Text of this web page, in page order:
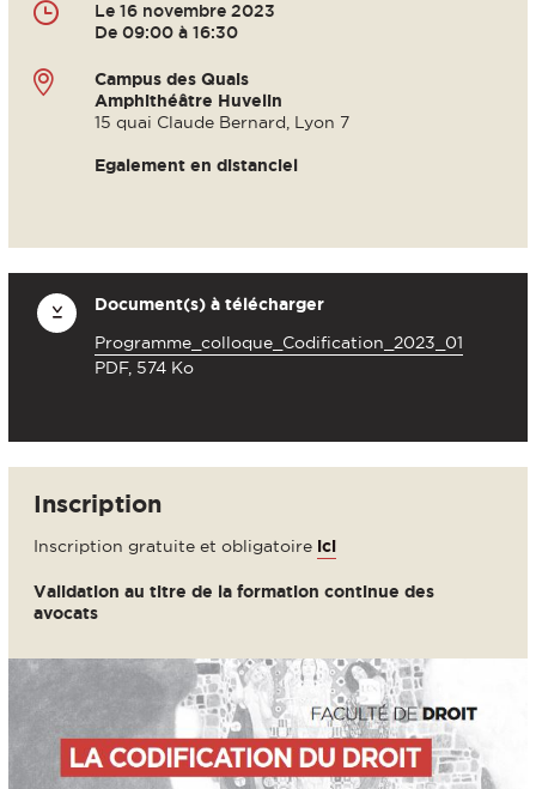
Le 16 novembre 2023
De 09:00 à 16:30
Campus des Quais
Amphithéâtre Huvelin
15 quai Claude Bernard, Lyon 7
Egalement en distanciel
Document(s) à télécharger
Programme_colloque_Codification_2023_01
PDF, 574 Ko
Inscription
Inscription gratuite et obligatoire ici
Validation au titre de la formation continue des
avocats